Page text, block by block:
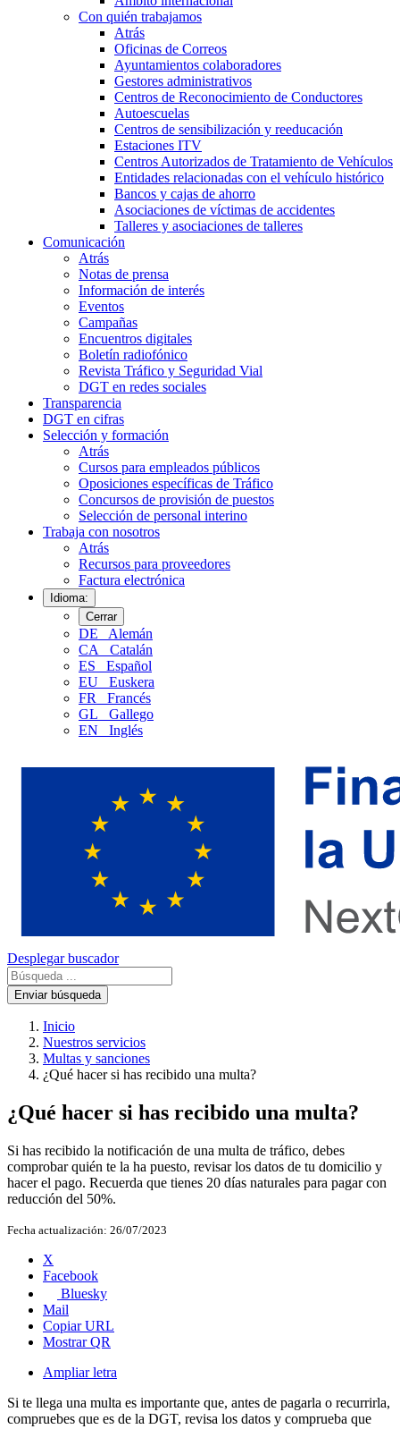
Con quién trabajamos
Atrás
Oficinas de Correos
Ayuntamientos colaboradores
Gestores administrativos
Centros de Reconocimiento de Conductores
Autoescuelas
Centros de sensibilización y reeducación
Estaciones ITV
Centros Autorizados de Tratamiento de Vehículos
Entidades relacionadas con el vehículo histórico
Bancos y cajas de ahorro
Asociaciones de víctimas de accidentes
Talleres y asociaciones de talleres
Comunicación
Atrás
Notas de prensa
Información de interés
Eventos
Campañas
Encuentros digitales
Boletín radiofónico
Revista Tráfico y Seguridad Vial
DGT en redes sociales
Transparencia
DGT en cifras
Selección y formación
Atrás
Cursos para empleados públicos
Oposiciones específicas de Tráfico
Concursos de provisión de puestos
Selección de personal interino
Trabaja con nosotros
Atrás
Recursos para proveedores
Factura electrónica
Idioma:
Cerrar
DE
Alemán
CA
Catalán
ES
Español
EU
Euskera
FR
Francés
GL
Gallego
EN
Inglés
Desplegar buscador
Enviar búsqueda
Inicio
Nuestros servicios
Multas y sanciones
¿Qué hacer si has recibido una multa?
¿Qué hacer si has recibido una multa?
Si has recibido la notificación de una multa de tráfico, debes
comprobar quién te la ha puesto, revisar los datos de tu domicilio y
hacer el pago. Recuerda que tienes 20 días naturales para pagar con
reducción del 50%.
Fecha actualización: 26/07/2023
X
Facebook
Bluesky
Mail
Copiar URL
Mostrar QR
Ampliar letra
Si te llega una multa es importante que, antes de pagarla o recurrirla,
compruebes que es de la DGT, revisa los datos y comprueba que